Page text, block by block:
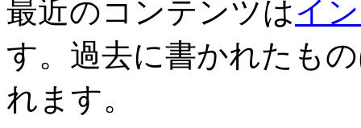
最近のコンテンツはイ
す。過去に書かれたも
れます。